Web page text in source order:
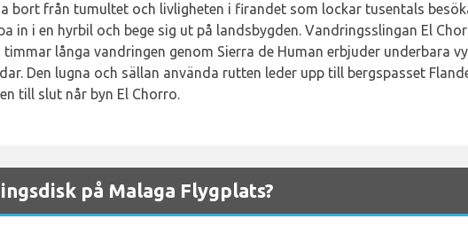
bort från tumultet och livligheten i firandet som lockar tusentals
in i en hyrbil och bege sig ut på landsbygden. Vandringsslingan El
långa vandringen genom Sierra de Human erbjuder underbara
Den lugna och sällan använda rutten leder upp till bergspasset
till slut når byn El Chorro.
på Malaga Flygplats?